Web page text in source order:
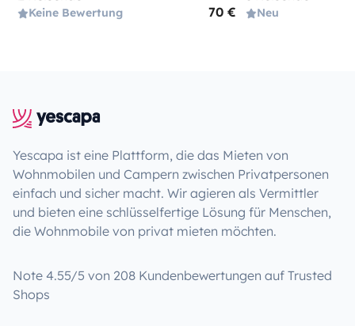
Keine Bewertung 70 € Neu
Yescapa ist eine Plattform, die das Mieten von
Wohnmobilen und Campern zwischen Privatpersonen
einfach und sicher macht. Wir agieren als Vermittler
und bieten eine schlüsselfertige Lösung für Menschen,
die Wohnmobile von privat mieten möchten.
Note 4.55/5 von 208 Kundenbewertungen auf Trusted
Shops